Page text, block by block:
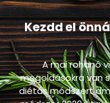
Kezdd el
A mai rohanó